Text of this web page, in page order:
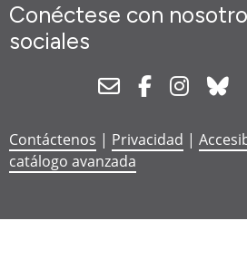
Conéctese con
sociales
NewsletterFacebook
Contáctenos | Privacidad |
catálogo avanzada